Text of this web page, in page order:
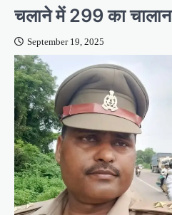
चलाने में 299 का चालान
September 19, 2025